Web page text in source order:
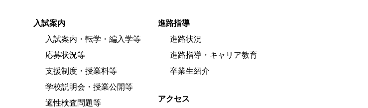
入試案内
入試案内・転学・編入学等
応募状況等
支援制度・授業料等
学校説明会・授業公開等
適性検査問題等
進路指導
進路状況
進路指導・キャリア教育
卒業生紹介
アクセス